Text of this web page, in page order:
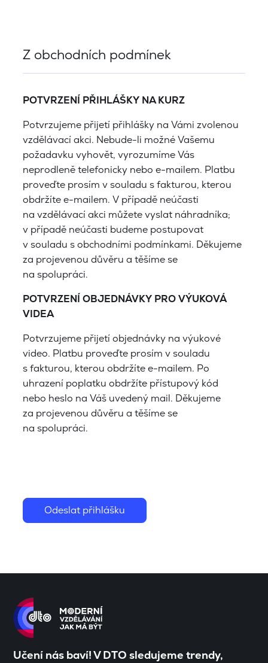
Z obchodních podmínek
POTVRZENÍ PŘIHLÁŠKY NA KURZ
Potvrzujeme přijetí přihlášky na Vámi zvolenou
vzdělávací akci. Nebude-li možné Vašemu
požadavku vyhovět, vyrozumíme Vás
neprodleně telefonicky nebo e-mailem. Platbu
proveďte prosím v souladu s fakturou, kterou
obdržíte e-mailem. V případě neúčasti
na vzdělávací akci můžete vyslat náhradníka;
v případě neúčasti budeme postupovat
v souladu s obchodními podmínkami. Děkujeme
za projevenou důvěru a těšíme se
na spolupráci.
POTVRZENÍ OBJEDNÁVKY PRO VÝUKOVÁ
VIDEA
Potvrzujeme přijetí objednávky na výukové
video. Platbu proveďte prosím v souladu
s fakturou, kterou obdržíte e-mailem. Po
uhrazení poplatku obdržíte přístupový kód
nebo heslo na Váš uvedený mail. Děkujeme
za projevenou důvěru a těšíme se
na spolupráci.
Odeslat přihlášku
Učení nás baví! V DTO sledujeme trendy,